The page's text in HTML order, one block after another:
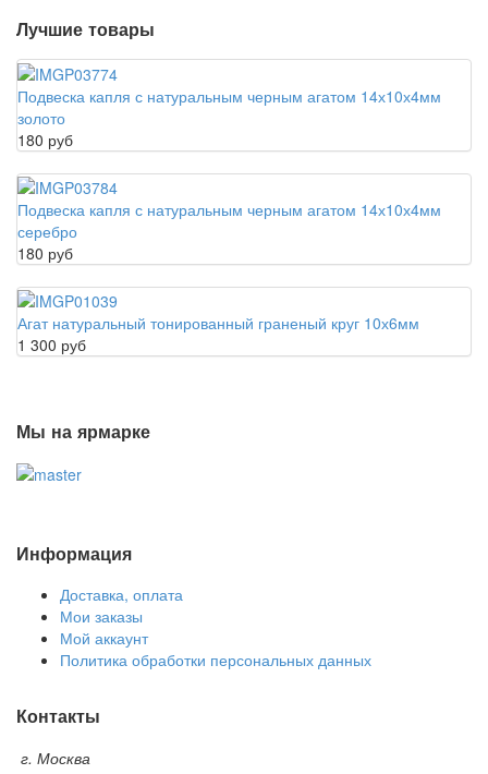
Лучшие товары
Подвеска капля с натуральным черным агатом 14х10х4мм
золото
180 руб
Подвеска капля с натуральным черным агатом 14х10х4мм
серебро
180 руб
Агат натуральный тонированный граненый круг 10х6мм
1 300 руб
Мы на ярмарке
Информация
Доставка, оплата
Мои заказы
Мой аккаунт
Политика обработки персональных данных
Контакты
г. Москва